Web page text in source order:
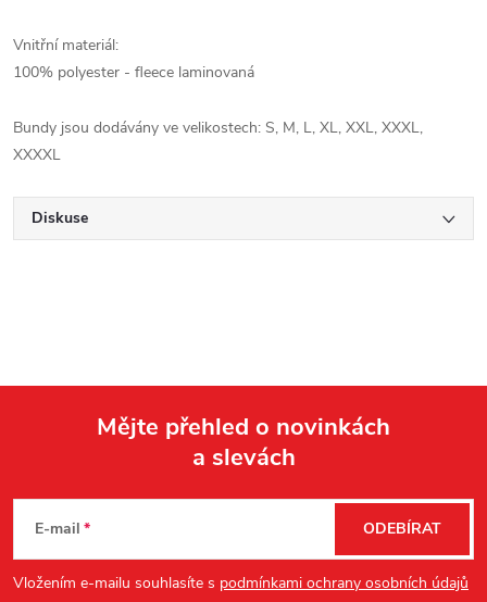
Vnitřní materiál:
100% polyester - fleece laminovaná
Bundy jsou dodávány ve velikostech: S, M, L, XL, XXL, XXXL,
XXXXL
Diskuse
p
Mějte přehled o novinkách
a slevách
E-mail
Vložením e-mailu souhlasíte s podmínkami ochrany osobních údajů
ODEBÍRAT